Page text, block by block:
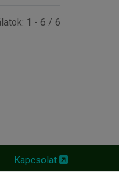
1 - 6 / 6
Kapcsolat